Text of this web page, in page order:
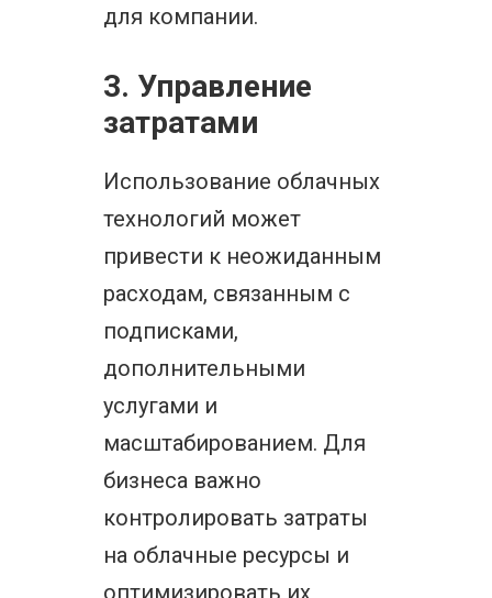
для компании.
3. Управление
затратами
Использование облачных
технологий может
привести к неожиданным
расходам, связанным с
подписками,
дополнительными
услугами и
масштабированием. Для
бизнеса важно
контролировать затраты
на облачные ресурсы и
оптимизировать их